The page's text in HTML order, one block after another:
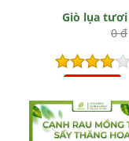
Giò lụa tươi
0 đ